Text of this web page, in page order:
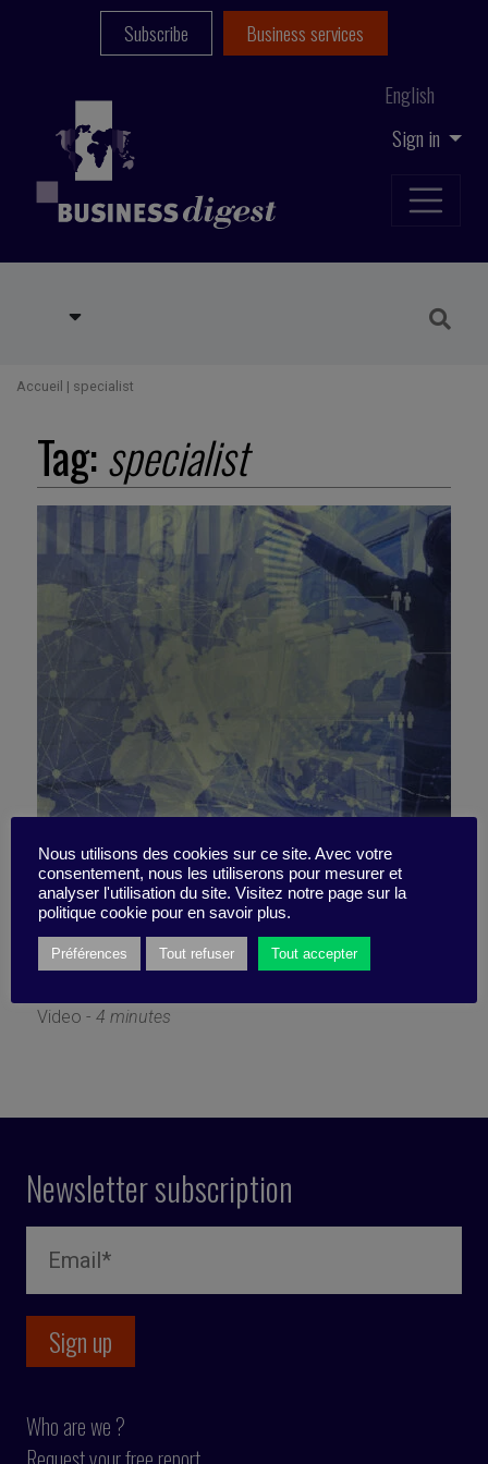
Sign in
English
Subscribe Business services
Accueil | specialist
Tag:specialist
Neo-generalists: the dawn
of hybrid profiles
Video - 4 minutes
Newsletter subscription
Who are we ?
Nous utilisons des cookies sur ce site. Avec votre
consentement, nous les utiliserons pour mesurer et
analyser l'utilisation du site. Visitez notre page sur la
politique cookie pour en savoir plus.
Préférences Tout refuser Tout accepter